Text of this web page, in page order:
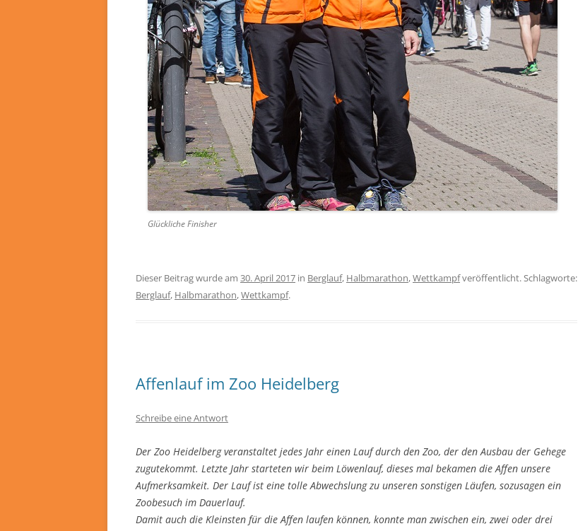
Glückliche Finisher
Dieser Beitrag wurde am 30. April 2017 in Berglauf, Halbmarathon,Wettkampfveröffentlicht. Schlagworte:
Berglauf, Halbmarathon,Wettkampf.
Affenlauf im Zoo Heidelberg
Schreibe eine Antwort
Der Zoo Heidelberg veranstaltet jedes Jahr einen Lauf durch den Zoo, der den Ausbau der Gehege
zugutekommt. Letzte Jahr starteten wir beim Löwenlauf, dieses mal bekamen die Affen unsere
Aufmerksamkeit. Der Lauf ist eine tolle Abwechslung zu unseren sonstigen Läufen, sozusagen ein
Zoobesuch im Dauerlauf.
Damit auch die Kleinsten für die Affen laufen können, konnte man zwischen ein, zwei oder drei